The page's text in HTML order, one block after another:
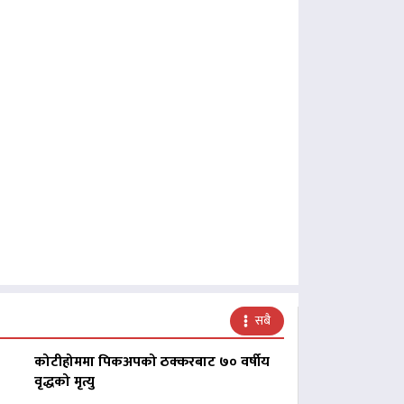
सबै
कोटीहोममा पिकअपको ठक्करबाट ७० वर्षीय
वृद्धको मृत्यु